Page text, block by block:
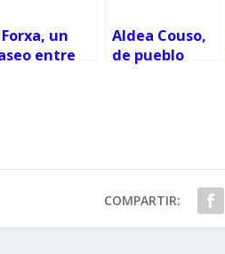
un
entre
Aldea Couso,
de pueblo
COMPARTIR: